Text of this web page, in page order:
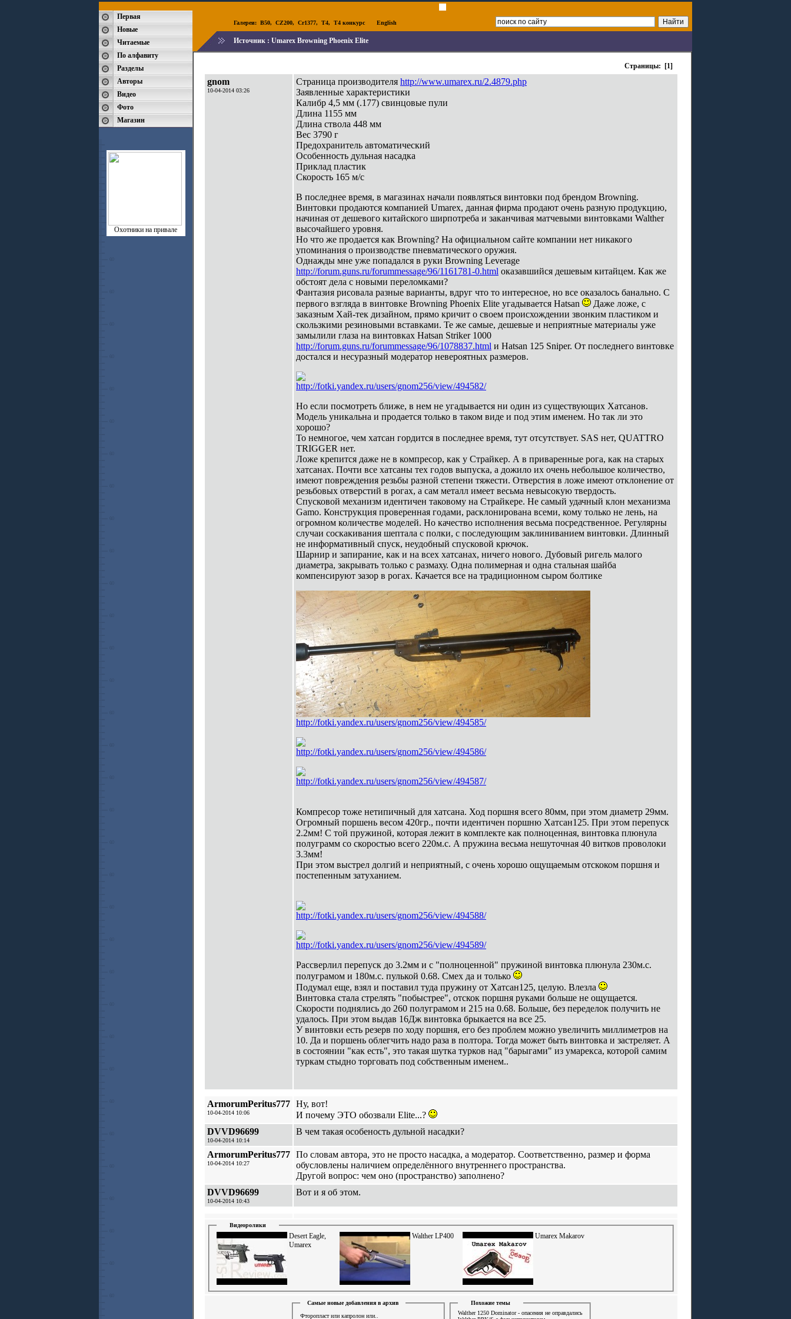
Первая
Новые
Читаемые
По алфавиту
Разделы
Авторы
Видео
Фото
Магазин
Охотники на привале
Галереи: B50, CZ200, Cr1377, T4, T4 конкурс English
Источник : Umarex Browning Phoenix Elite
Страницы: [1]
gnom
10-04-2014 03:26
Страница производителя http://www.umarex.ru/2.4879.php
Заявленные характеристики
Калибр 4,5 мм (.177) свинцовые пули
Длина 1155 мм
Длина ствола 448 мм
Вес 3790 г
Предохранитель автоматический
Особенность дульная насадка
Приклад пластик
Скорость 165 м/с
В последнее время, в магазинах начали появляться винтовки под брендом Browning.
Винтовки продаются компанией Umarex, данная фирма продают очень разную продукцию,
начиная от дешевого китайского ширпотреба и заканчивая матчевыми винтовками Walther
высочайшего уровня.
Но что же продается как Browning? На официальном сайте компании нет никакого
упоминания о производстве пневматического оружия.
Однажды мне уже попадался в руки Browning Leverage
http://forum.guns.ru/forummessage/96/1161781-0.html оказавшийся дешевым китайцем. Как же
обстоят дела с новыми переломками?
Фантазия рисовала разные варианты, вдруг что то интересное, но все оказалось банально. С
первого взгляда в винтовке Browning Phoenix Elite угадывается Hatsan
Даже ложе, с
заказным Хай-тек дизайном, прямо кричит о своем происхождении звонким пластиком и
скользкими резиновыми вставками. Те же самые, дешевые и неприятные материалы уже
замылили глаза на винтовках Hatsan Striker 1000
http://forum.guns.ru/forummessage/96/1078837.html и Hatsan 125 Sniper. От последнего винтовке
достался и несуразный модератор невероятных размеров.
http://fotki.yandex.ru/users/gnom256/view/494582/
Но если посмотреть ближе, в нем не угадывается ни один из существующих Хатсанов.
Модель уникальна и продается только в таком виде и под этим именем. Но так ли это
хорошо?
То немногое, чем хатсан гордится в последнее время, тут отсутствует. SAS нет, QUATTRO
TRIGGER нет.
Ложе крепится даже не в компресор, как у Страйкер. А в приваренные рога, как на старых
хатсанах. Почти все хатсаны тех годов выпуска, а дожило их очень небольшое количество,
имеют повреждения резьбы разной степени тяжести. Отверстия в ложе имеют отклонение от
резьбовых отверстий в рогах, а сам металл имеет весьма невысокую твердость.
Спусковой механизм идентичен таковому на Страйкере. Не самый удачный клон механизма
Gamo. Конструкция проверенная годами, расклонирована всеми, кому только не лень, на
огромном количестве моделей. Но качество исполнения весьма посредственное. Регулярны
случаи соскакивания шептала с полки, с последующим заклиниванием винтовки. Длинный
не информативный спуск, неудобный спусковой крючок.
Шарнир и запирание, как и на всех хатсанах, ничего нового. Дубовый ригель малого
диаметра, закрывать только с размаху. Одна полимерная и одна стальная шайба
компенсируют зазор в рогах. Качается все на традиционном сыром болтике
http://fotki.yandex.ru/users/gnom256/view/494585/
http://fotki.yandex.ru/users/gnom256/view/494586/
http://fotki.yandex.ru/users/gnom256/view/494587/
Компресор тоже нетипичный для хатсана. Ход поршня всего 80мм, при этом диаметр 29мм.
Огромный поршень весом 420гр., почти идентичен поршню Хатсан125. При этом перепуск
2.2мм! С той пружиной, которая лежит в комплекте как полноценная, винтовка плюнула
полуграмм со скоростью всего 220м.с. А пружина весьма нешуточная 40 витков проволоки
3.3мм!
При этом выстрел долгий и неприятный, с очень хорошо ощущаемым отскоком поршня и
постепенным затуханием.
http://fotki.yandex.ru/users/gnom256/view/494588/
http://fotki.yandex.ru/users/gnom256/view/494589/
Рассверлил перепуск до 3.2мм и с "полноценной" пружиной винтовка плюнула 230м.с.
полуграмом и 180м.с. пулькой 0.68. Смех да и только
Подумал еще, взял и поставил туда пружину от Хатсан125, целую. Влезла
Винтовка стала стрелять "побыстрее", отскок поршня руками больше не ощущается.
Скорости поднялись до 260 полуграмом и 215 на 0.68. Больше, без переделок получить не
удалось. При этом выдав 16Дж винтовка брыкается на все 25.
У винтовки есть резерв по ходу поршня, его без проблем можно увеличить миллиметров на
10. Да и поршень облегчить надо раза в полтора. Тогда может быть винтовка и застреляет. А
в состоянии "как есть", это такая шутка турков над "барыгами" из умарекса, которой самим
туркам стыдно торговать под собственным именем..
ArmorumPeritus777
10-04-2014 10:06
Ну, вот!
И почему ЭТО обозвали Elite...?
DVVD96699
10-04-2014 10:14
В чем такая особеность дульной насадки?
ArmorumPeritus777
10-04-2014 10:27
По словам автора, это не просто насадка, а модератор. Соответственно, размер и форма
обусловлены наличием определённого внутреннего пространства.
Другой вопрос: чем оно (пространство) заполнено?
DVVD96699
10-04-2014 10:43
Вот и я об этом.
Видеоролики
Desert Eagle,
Umarex
Walther LP400 Umarex Makarov
Самые новые добавления в архив
Фторопласт или капролон или..
Похожие темы
Walther 1250 Dominator - опасения не оправдались